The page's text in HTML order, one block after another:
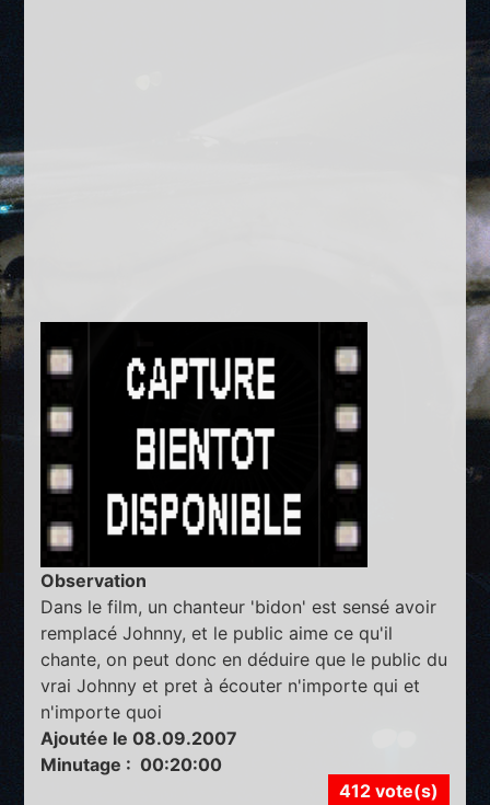
Observation
Dans le film, un chanteur 'bidon' est sensé avoir
remplacé Johnny, et le public aime ce qu'il
chante, on peut donc en déduire que le public du
vrai Johnny et pret à écouter n'importe qui et
n'importe quoi
Ajoutée le 08.09.2007
Minutage : 00:20:00
412 vote(s)